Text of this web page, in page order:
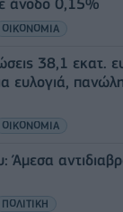
ΟΙΚΟΝΟΜΙΑ
38,1 εκατ.
ευλογιά,
ΟΙΚΟΝΟΜΙΑ
Άμεσα
ΠΟΛΙΤΙΚΗ